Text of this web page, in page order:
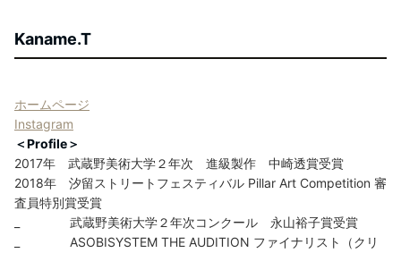
Kaname.T
ホームページ
Instagram
＜Profile＞
2017年 武蔵野美術大学２年次 進級製作 中崎透賞受賞
2018年 汐留ストリートフェスティバル Pillar Art Competition 審
査員特別賞受賞
_ 武蔵野美術大学２年次コンクール 永山裕子賞受賞
_ ASOBISYSTEM THE AUDITION ファイナリスト（クリ